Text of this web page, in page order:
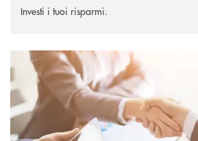
Investi i tuoi risparmi.
Scopri di più Custodia e amministrazione titoli